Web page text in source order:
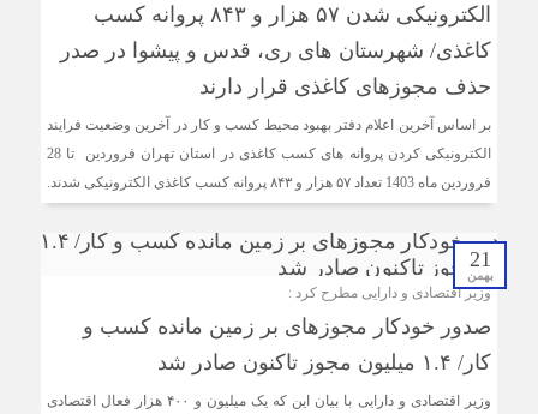
الکترونیکی شدن ۵۷ هزار و ۸۴۳ پروانه کسب
کاغذی/ شهرستان های ری، قدس و پیشوا در صدر
حذف مجوزهای کاغذی قرار دارند
بر اساس آخرین اعلام دفتر بهبود محیط کسب و کار در آخرین وضعیت فرایند
الکترونیکی کردن پروانه های کسب کاغذی در استان تهران فروردین تا 28
فروردین ماه 1403 تعداد ۵۷ هزار و ۸۴۳ پروانه کسب کاغذی الکترونیکی شدند.
21
بهمن
وزیر اقتصادی و دارایی مطرح کرد :
صدور خودکار مجوزهای بر زمین مانده کسب و
کار/ ۱.۴ میلیون مجوز تاکنون صادر شد
وزیر اقتصادی و دارایی با بیان این که یک میلیون و ۴۰۰ هزار فعال اقتصادی